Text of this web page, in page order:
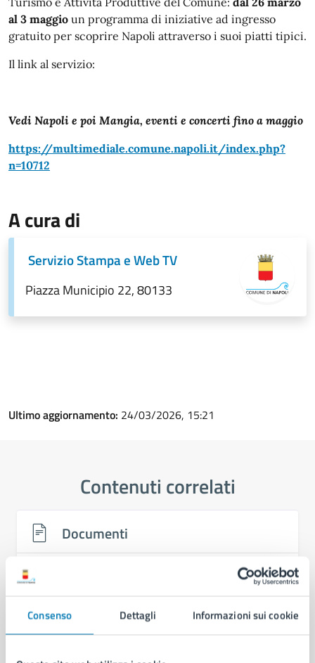
Consenso Dettagli Informazioni sui cookie
al 3 maggio un programma di iniziative ad ingresso
gratuito per scoprire Napoli attraverso i suoi piatti tipici.
Il link al servizio:
Vedi Napoli e poi Mangia, eventi e concerti fino a maggio
https://multimediale.comune.napoli.it/index.php?
n=10712
A cura di
Servizio Stampa e Web TV
Piazza Municipio 22, 80133
Ultimo aggiornamento: 24/03/2026, 15:21
Contenuti correlati
Documenti
Ordinanza Dirigenziale n. 514 del 01/04/2026